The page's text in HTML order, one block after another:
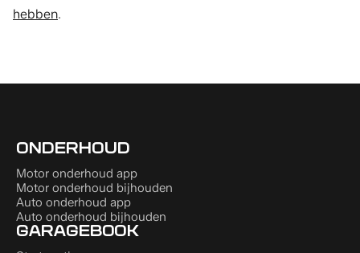
hebben.
ONDERHOUD
Motor onderhoud app
Motor onderhoud bijhouden
Auto onderhoud app
Auto onderhoud bijhouden
GARAGEBOOK